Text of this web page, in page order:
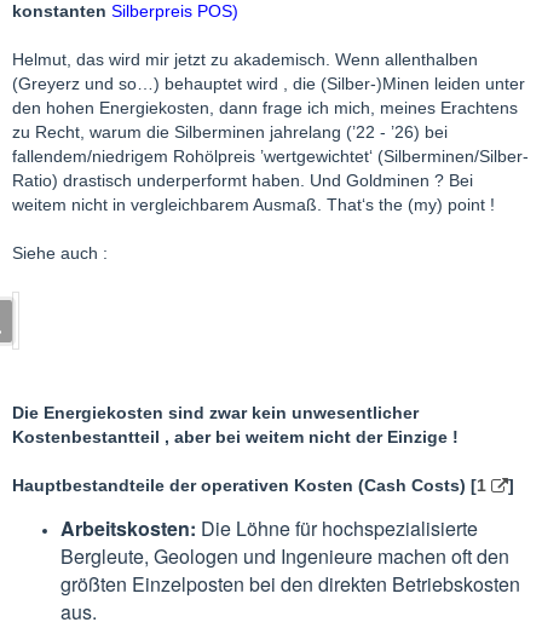
konstanten Silberpreis POS)
Helmut, das wird mir jetzt zu akademisch. Wenn allenthalben
(Greyerz und so…) behauptet wird , die (Silber-)Minen leiden unter
den hohen Energiekosten, dann frage ich mich, meines Erachtens
zu Recht, warum die Silberminen jahrelang (’22 - ’26) bei
fallendem/niedrigem Rohölpreis ’wertgewichtet‘ (Silberminen/Silber-
Ratio) drastisch underperformt haben. Und Goldminen ? Bei
weitem nicht in vergleichbarem Ausmaß. That‘s the (my) point !
Siehe auch :
Die Energiekosten sind zwar kein unwesentlicher
Kostenbestantteil , aber bei weitem nicht der Einzige !
Hauptbestandteile der operativen Kosten (Cash Costs) [1 ]
Arbeitskosten: Die Löhne für hochspezialisierte
Bergleute, Geologen und Ingenieure machen oft den
größten Einzelposten bei den direkten Betriebskosten
aus.